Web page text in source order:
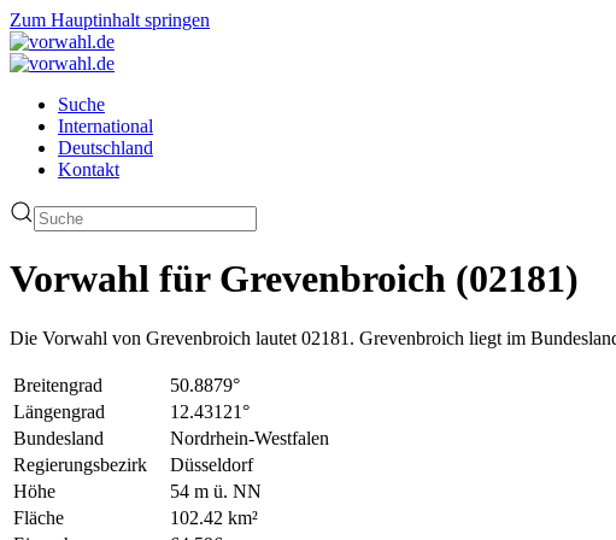
Zum Hauptinhalt springen
Suche
International
Deutschland
Kontakt
Vorwahl für Grevenbroich (02181)
Die Vorwahl von Grevenbroich lautet 02181. Grevenbroich liegt im
Breitengrad
50.8879°
Längengrad
12.43121°
Bundesland
Nordrhein-Westfalen
Regierungsbezirk
Düsseldorf
Höhe
54 m ü. NN
Fläche
102.42 km²